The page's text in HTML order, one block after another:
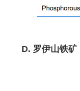
D. 罗伊山铁矿